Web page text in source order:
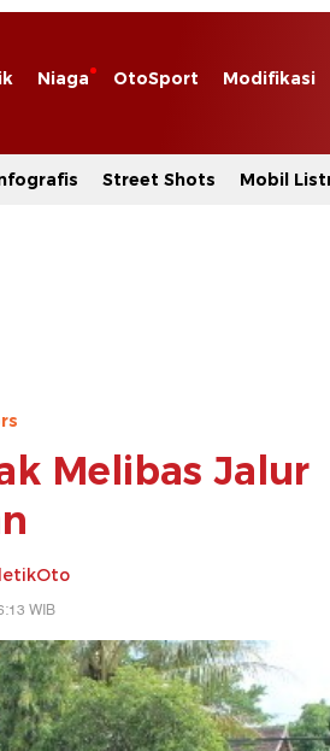
Niaga OtoSport Modifikasi
Street Shots Mobil
Melibas Jalur
WIB